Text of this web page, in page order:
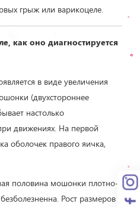
грыж или варикоцеле.
как оно диагностируется
в виде увеличения
(двухстороннее
настолько
движениях. На первой
оболочек правого яичка,
половина мошонки плотно-
Рост размеров